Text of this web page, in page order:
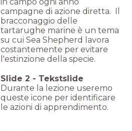
campagne di azione diretta. Il
bracconaggio delle
tartarughe marine è un tema
su cui Sea Shepherd lavora
costantemente per evitare
l'estinzione della specie.
Slide 2 - Tekstslide
Durante la lezione useremo
queste icone per identificare
le azioni di apprendimento.